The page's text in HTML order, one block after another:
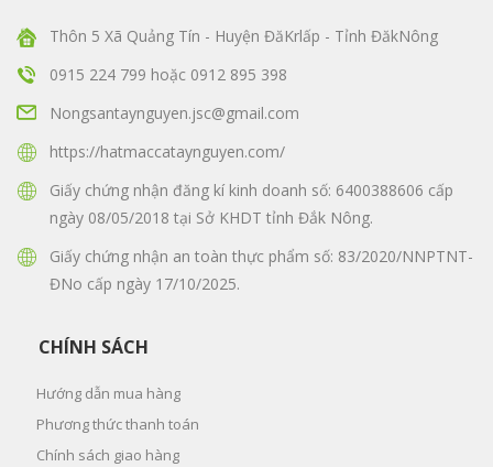
Thôn 5 Xã Quảng Tín - Huyện ĐăKrlấp - Tỉnh ĐăkNông
0915 224 799 hoặc 0912 895 398
Nongsantaynguyen.jsc@gmail.com
https://hatmaccataynguyen.com/
Giấy chứng nhận đăng kí kinh doanh số: 6400388606 cấp
ngày 08/05/2018 tại Sở KHDT tỉnh Đắk Nông.
Giấy chứng nhận an toàn thực phẩm số: 83/2020/NNPTNT-
ĐNo cấp ngày 17/10/2025.
CHÍNH SÁCH
Hướng dẫn mua hàng
Phương thức thanh toán
Chính sách giao hàng